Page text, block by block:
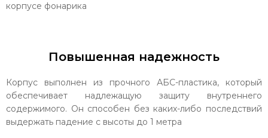
корпусе фонарика
Повышенная надежность
Корпус выполнен из прочного АБС-пластика, который
обеспечивает надлежащую защиту внутреннего
содержимого. Он способен без каких-либо последствий
выдержать падение с высоты до 1 метра